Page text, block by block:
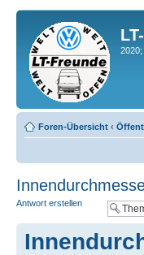
Foren-Übersicht ‹
Antwort erstellen